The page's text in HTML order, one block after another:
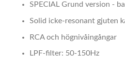
SPECIAL Grund version -
Solid icke-resonant gjuten
RCA och högnivåingångar
LPF-filter: 50-150Hz